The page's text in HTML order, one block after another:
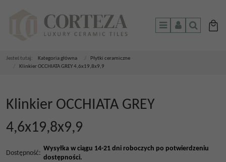
MenuPanelSzukaj
Jesteś tutaj: Kategoria główna
Płytki ceramiczne
Klinkier OCCHIATA GREY 4,6x19,8x9,9
Klinkier OCCHIATA GREY
4,6x19,8x9,9
Dostępność:
Wysyłka w ciągu 14-21 dni roboczych po potwierdzeniu
dostępności.